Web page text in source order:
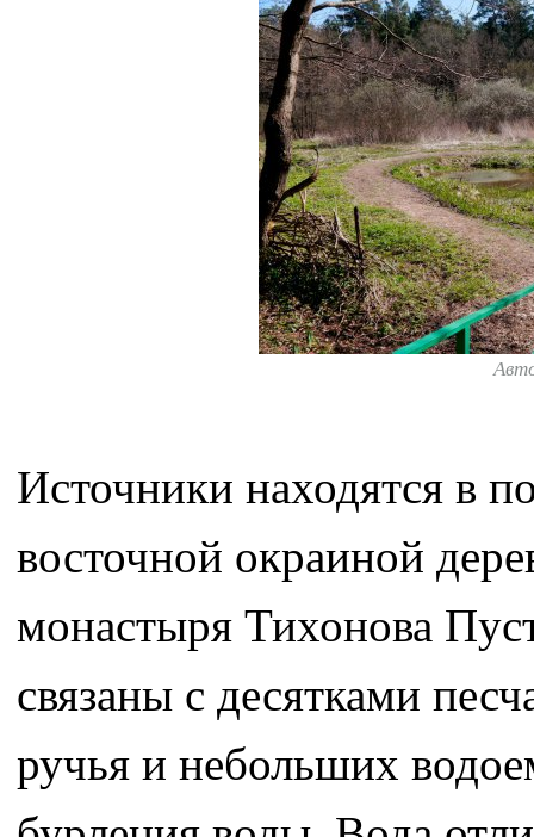
Источники находятся в
восточной окраиной
монастыря Тихонова
связаны с десятками
ручья и небольших